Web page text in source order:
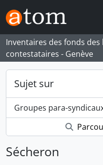
Skip to main content
Inventaires des fonds
contestataires - Genève
Sujet sur
Groupes para-
Sécheron